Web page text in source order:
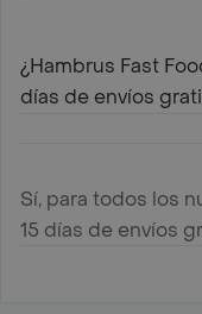
¿Hambrus Fast
días de envíos
Sí, para todos los
15 días de envíos